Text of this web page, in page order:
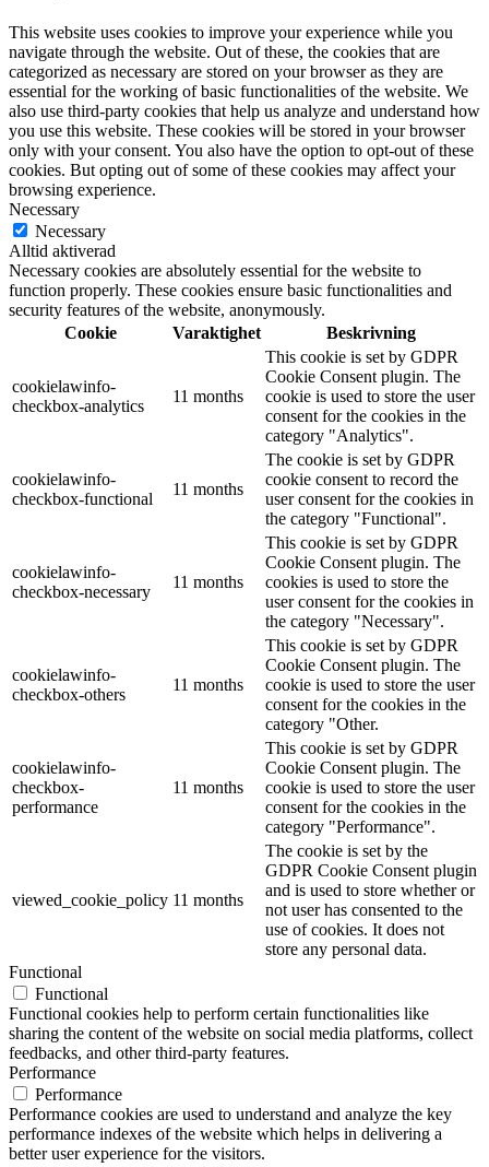
This website uses cookies to improve your experience while you
navigate through the website. Out of these, the cookies that are
categorized as necessary are stored on your browser as they are
essential for the working of basic functionalities of the website. We
also use third-party cookies that help us analyze and understand how
you use this website. These cookies will be stored in your browser
only with your consent. You also have the option to opt-out of these
cookies. But opting out of some of these cookies may affect your
browsing experience.
Necessary
Necessary
Alltid aktiverad
Necessary cookies are absolutely essential for the website to
function properly. These cookies ensure basic functionalities and
security features of the website, anonymously.
Cookie
Varaktighet Beskrivning
cookielawinfo-
checkbox-analytics
11 months
This cookie is set by GDPR
Cookie Consent plugin. The
cookie is used to store the user
consent for the cookies in the
category "Analytics".
cookielawinfo-
checkbox-functional
11 months
The cookie is set by GDPR
cookie consent to record the
user consent for the cookies in
the category "Functional".
cookielawinfo-
checkbox-necessary
11 months
This cookie is set by GDPR
Cookie Consent plugin. The
cookies is used to store the
user consent for the cookies in
the category "Necessary".
cookielawinfo-
checkbox-others
11 months
This cookie is set by GDPR
Cookie Consent plugin. The
cookie is used to store the user
consent for the cookies in the
category "Other.
cookielawinfo-
checkbox-
performance
11 months
This cookie is set by GDPR
Cookie Consent plugin. The
cookie is used to store the user
consent for the cookies in the
category "Performance".
viewed_cookie_policy 11 months
The cookie is set by the
GDPR Cookie Consent plugin
and is used to store whether or
not user has consented to the
use of cookies. It does not
store any personal data.
Functional
Functional
Functional cookies help to perform certain functionalities like
sharing the content of the website on social media platforms, collect
feedbacks, and other third-party features.
Performance
Performance
Performance cookies are used to understand and analyze the key
performance indexes of the website which helps in delivering a
better user experience for the visitors.